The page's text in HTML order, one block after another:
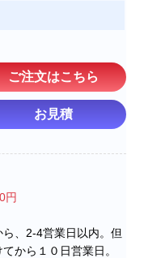
ご注文はこちら
お見積
円
、2-4営業日以内。但
から１０日営業日。